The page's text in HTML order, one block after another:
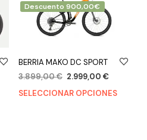
Descuento 900,00€
BERRIA MAKO DC SPORT
3.899,00€ 2.999,00 €
SELECCIONAR OPCIONES